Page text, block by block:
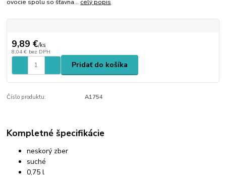
ovocie spolu so šťavna... celý popis
9,89 €/ks
8,04 € bez DPH
Pridať do košíka
Číslo produktu: A1754
Kompletné špecifikácie
neskorý zber
suché
0,75 l